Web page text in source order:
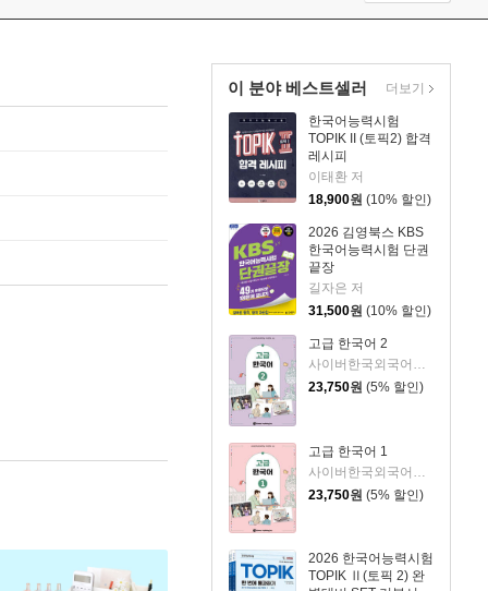
이 분야 베스트셀러
한국어능력시험
TOPIK II (토픽2) 합격
레시피
이태환 저
18,900원 (10% 할인)
2026 김영북스 KBS
한국어능력시험 단권
끝장
길자은 저
31,500원 (10% 할인)
고급 한국어 2
사이버한국외국어대학교 한국어학부 저
23,750원 (5% 할인)
고급 한국어 1
23,750원 (5% 할인)
2026 한국어능력시험
TOPIK Ⅱ(토픽 2) 완
더보기